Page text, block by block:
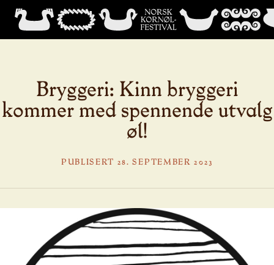
Bryggeri: Kinn bryggeri
kommer med spennende utvalg
øl!
PUBLISERT 28. SEPTEMBER 2023